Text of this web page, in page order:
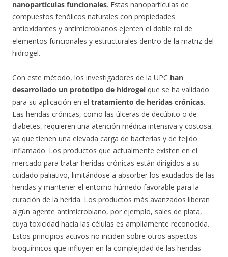
nanopartículas funcionales. Estas nanopartículas de
compuestos fenólicos naturales con propiedades
antioxidantes y antimicrobianos ejercen el doble rol de
elementos funcionales y estructurales dentro de la matriz del
hidrogel.
Con este método, los investigadores de la UPC han
desarrollado un prototipo de hidrogel que se ha validado
para su aplicación en el tratamiento de heridas crónicas.
Las heridas crónicas, como las úlceras de decúbito o de
diabetes, requieren una atención médica intensiva y costosa,
ya que tienen una elevada carga de bacterias y de tejido
inflamado. Los productos que actualmente existen en el
mercado para tratar heridas crónicas están dirigidos a su
cuidado paliativo, limitándose a absorber los exudados de las
heridas y mantener el entorno húmedo favorable para la
curación de la herida. Los productos más avanzados liberan
algún agente antimicrobiano, por ejemplo, sales de plata,
cuya toxicidad hacia las células es ampliamente reconocida.
Estos principios activos no inciden sobre otros aspectos
bioquímicos que influyen en la complejidad de las heridas